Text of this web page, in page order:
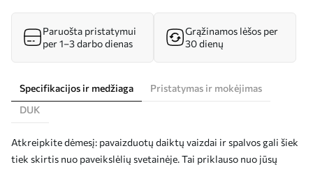
Paruošta pristatymui
per 1–3 darbo dienas
Grąžinamos lėšos per
30 dienų
Specifikacijos ir medžiaga
Pristatymas ir mokėjimas
DUK
Atkreipkite dėmesį: pavaizduotų daiktų vaizdai ir spalvos gali šiek
tiek skirtis nuo paveikslėlių svetainėje. Tai priklauso nuo jūsų